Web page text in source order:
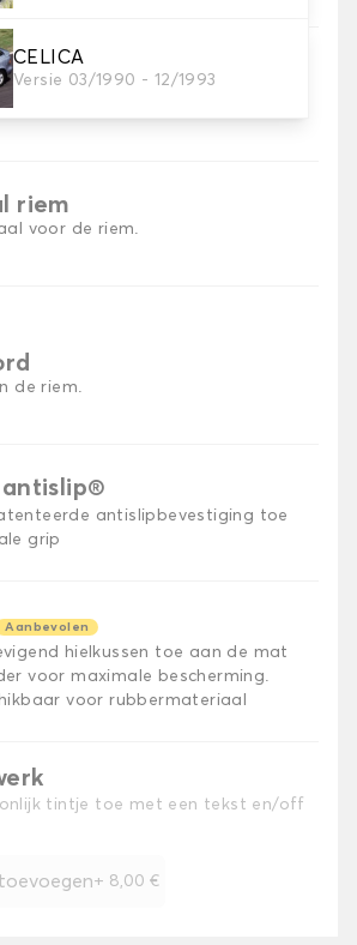
CELICA
Versie 03/1990 - 12/1993
je tapijt ..
riem
voor de riem.
de riem.
antislip®
antislipbevestiging toe
grip
Aanbevolen
hielkussen toe aan de mat
voor maximale bescherming.
voor rubbermateriaal
tintje toe met een tekst en/off
+ 8,00 €